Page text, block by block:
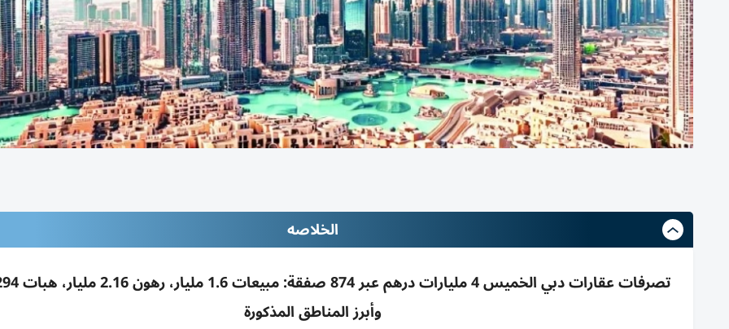
الخلاصه
وأبرز المناطق المذكورة